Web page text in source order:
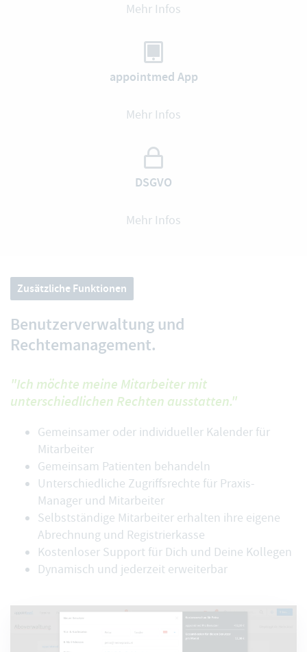
Mehr Infos
appointmed App
Mehr Infos
DSGVO
Mehr Infos
Zusätzliche Funktionen
Benutzerverwaltung und
Rechtemanagement.
"Ich möchte meine Mitarbeiter mit
unterschiedlichen Rechten ausstatten."
Gemeinsamer oder individueller Kalender für
Mitarbeiter
Gemeinsam Patienten behandeln
Unterschiedliche Zugriffsrechte für Praxis-
Manager und Mitarbeiter
Selbstständige Mitarbeiter erhalten ihre eigene
Abrechnung und Registrierkasse
Kostenloser Support für Dich und Deine Kollegen
Dynamisch und jederzeit erweiterbar